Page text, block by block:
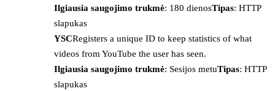
Ilgiausia saugojimo trukmė: 180 dienosTipas: HTTP
slapukas
YSCRegisters a unique ID to keep statistics of what
videos from YouTube the user has seen.
Ilgiausia saugojimo trukmė: Sesijos metuTipas: HTTP
slapukas